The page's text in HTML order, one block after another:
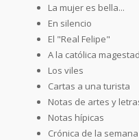
La mujer es bella...
En silencio
El "Real Felipe"
A la católica
Los viles
Cartas a una turista
Notas de artes y
Notas hípicas
Crónica de la semana